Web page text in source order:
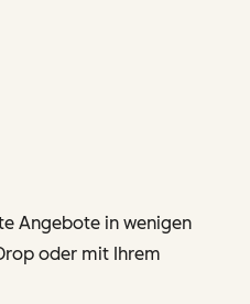
Angebote in wenigen
oder mit Ihrem